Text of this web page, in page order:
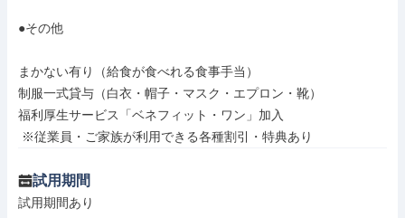
●その他
まかない有り（給食が食べれる食事手当）
制服一式貸与（白衣・帽子・マスク・エプロン・靴）
福利厚生サービス「ベネフィット・ワン」加入
※従業員・ご家族が利用できる各種割引・特典あり
試用期間
試用期間あり